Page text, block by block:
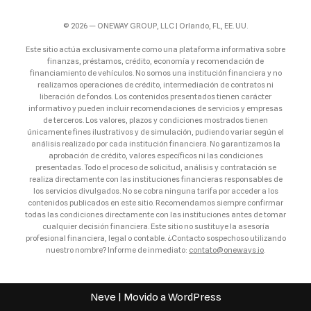
© 2026 — ONEWAY GROUP, LLC | Orlando, FL, EE. UU.
Este sitio actúa exclusivamente como una plataforma informativa sobre
finanzas, préstamos, crédito, economía y recomendación de
financiamiento de vehículos. No somos una institución financiera y no
realizamos operaciones de crédito, intermediación de contratos ni
liberación de fondos. Los contenidos presentados tienen carácter
informativo y pueden incluir recomendaciones de servicios y empresas
de terceros. Los valores, plazos y condiciones mostrados tienen
únicamente fines ilustrativos y de simulación, pudiendo variar según el
análisis realizado por cada institución financiera. No garantizamos la
aprobación de crédito, valores específicos ni las condiciones
presentadas. Todo el proceso de solicitud, análisis y contratación se
realiza directamente con las instituciones financieras responsables de
los servicios divulgados. No se cobra ninguna tarifa por acceder a los
contenidos publicados en este sitio. Recomendamos siempre confirmar
todas las condiciones directamente con las instituciones antes de tomar
cualquier decisión financiera. Este sitio no sustituye la asesoría
profesional financiera, legal o contable. ¿Contacto sospechoso utilizando
nuestro nombre? Informe de inmediato: contato@oneways.io.
Neve | Movido aWordPress